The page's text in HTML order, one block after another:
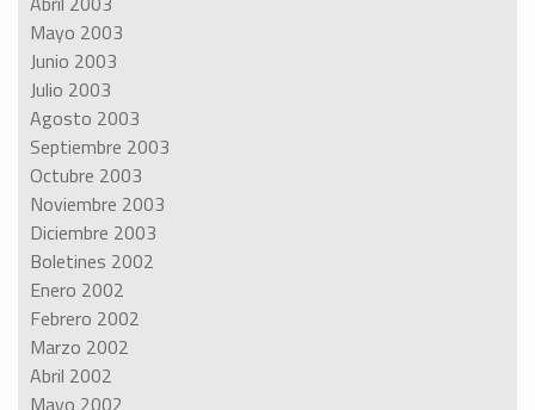
Mayo 2003
Junio 2003
Julio 2003
Agosto 2003
Septiembre 2003
Octubre 2003
Noviembre 2003
Diciembre 2003
Boletines 2002
Enero 2002
Febrero 2002
Marzo 2002
Abril 2002
Mayo 2002